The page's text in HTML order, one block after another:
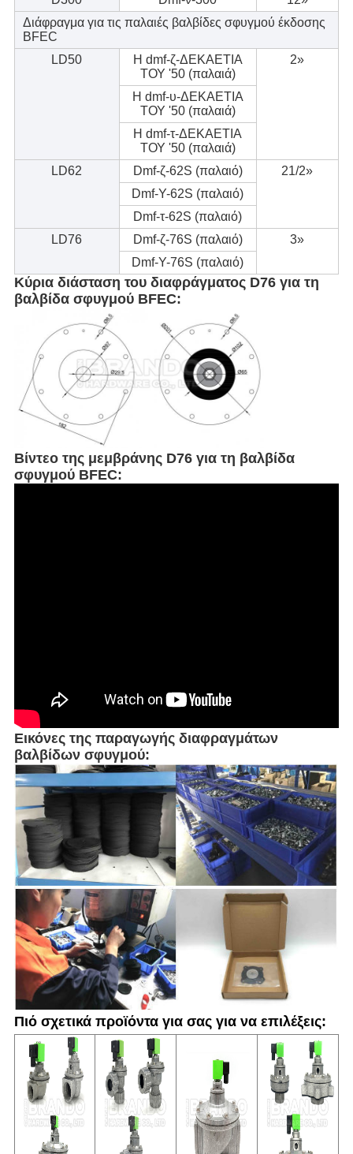
Διάφραγμα για τις παλαιές βαλβίδες σφυγμού έκδοσης
BFEC
LD50
Η dmf-ζ-ΔΕΚΑΕΤΙΑ
ΤΟΥ '50 (παλαιά)
2»
Η dmf-υ-ΔΕΚΑΕΤΙΑ
ΤΟΥ '50 (παλαιά)
Η dmf-τ-ΔΕΚΑΕΤΙΑ
ΤΟΥ '50 (παλαιά)
LD62
Dmf-ζ-62S (παλαιό)
21/2»
Dmf-Υ-62S (παλαιό)
Dmf-τ-62S (παλαιό)
LD76
Dmf-ζ-76S (παλαιό)
3»
Dmf-Υ-76S (παλαιό)
Κύρια διάσταση του διαφράγματος D76 για τη
βαλβίδα σφυγμού BFEC:
Βίντεο της μεμβράνης D76 για τη βαλβίδα
σφυγμού BFEC:
Εικόνες της παραγωγής διαφραγμάτων
βαλβίδων σφυγμού:
Πιό σχετικά προϊόντα για σας για να επιλέξεις: